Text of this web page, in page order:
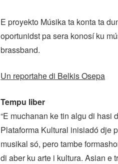
E proyekto Músika ta konta ta
oportunidst pa sera konosí ku
brassband.
Un reportahe di Belkis Osepa
Tempu liber
“E muchanan ke tin algu di hasi
Plataforma Kultural inisiadó dje
musikal só, pero tambe
di aber ku arte i kultura. Asian e